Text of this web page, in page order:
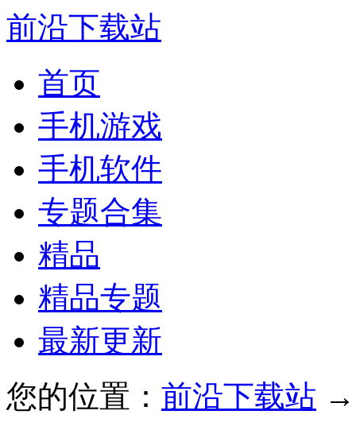
前沿下载站
首页
手机游戏
手机软件
专题合集
精品
精品专题
最新更新
您的位置： 前沿下载站